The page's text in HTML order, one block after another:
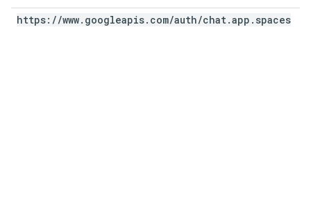
https: //www. googleapis. com/auth/chat.app . spaces